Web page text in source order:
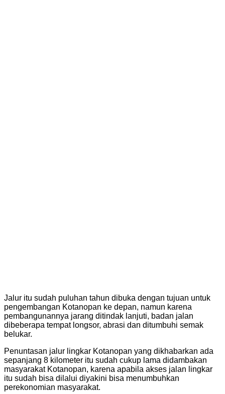
Jalur itu sudah puluhan tahun dibuka dengan tujuan untuk
pengembangan Kotanopan ke depan, namun karena
pembangunannya jarang ditindak lanjuti, badan jalan
dibeberapa tempat longsor, abrasi dan ditumbuhi semak
belukar.
Penuntasan jalur lingkar Kotanopan yang dikhabarkan ada
sepanjang 8 kilometer itu sudah cukup lama didambakan
masyarakat Kotanopan, karena apabila akses jalan lingkar
itu sudah bisa dilalui diyakini bisa menumbuhkan
perekonomian masyarakat.